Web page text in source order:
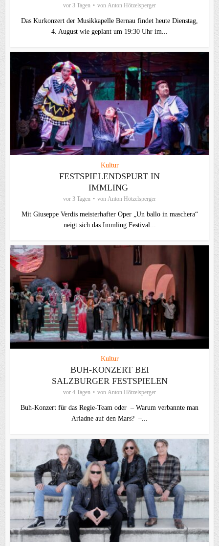
vor 3 Tagen von Anton Hötzelsperger
Das Kurkonzert der Musikkapelle Bernau findet heute Dienstag,
4. August wie geplant um 19:30 Uhr im...
Kultur
FESTSPIELENDSPURT IN
IMMLING
vor 3 Tagen von Anton Hötzelsperger
Mit Giuseppe Verdis meisterhafter Oper „Un ballo in maschera“
neigt sich das Immling Festival...
Kultur
BUH-KONZERT BEI
SALZBURGER FESTSPIELEN
vor 4 Tagen von Anton Hötzelsperger
Buh-Konzert für das Regie-Team oder – Warum verbannte man
Ariadne auf den Mars? –...